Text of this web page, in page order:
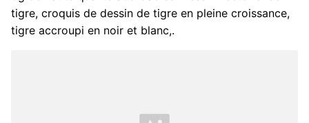
tigre, croquis de dessin de tigre en pleine croissance,
tigre accroupi en noir et blanc,.